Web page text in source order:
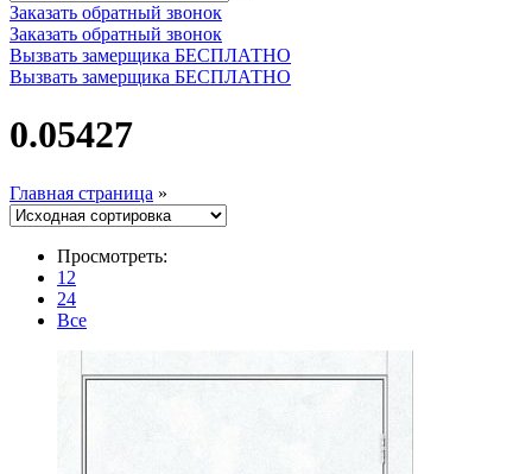
Заказать обратный звонок
Заказать обратный звонок
Вызвать замерщика БЕСПЛАТНО
Вызвать замерщика БЕСПЛАТНО
0.05427
Главная страница »
Просмотреть:
12
24
Все